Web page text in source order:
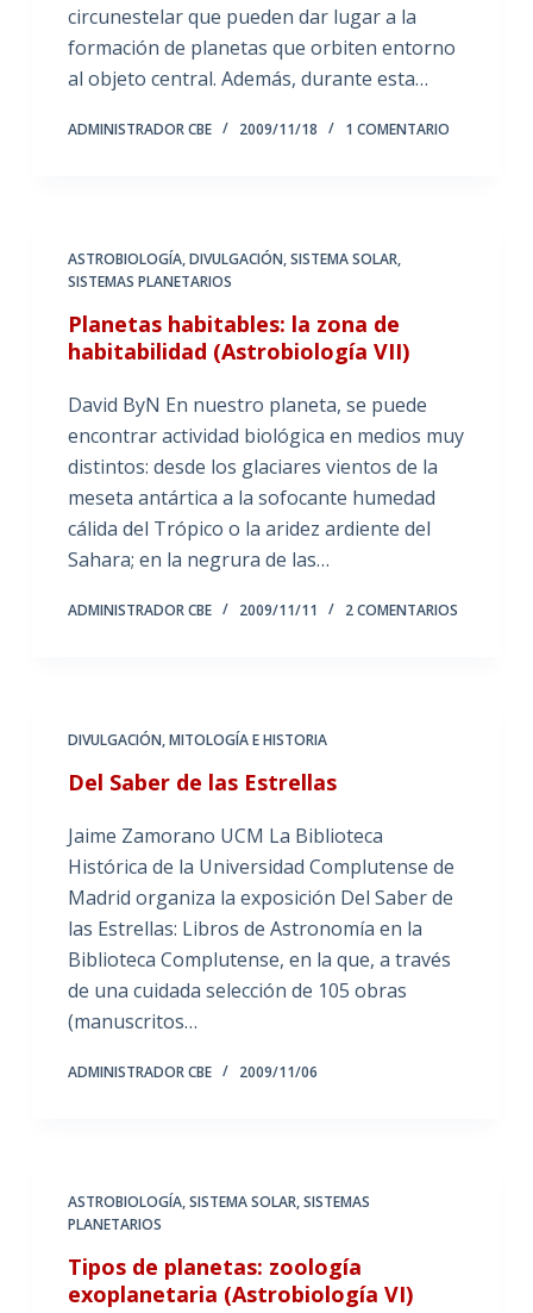
circunestelar que pueden dar lugar a la
formación de planetas que orbiten entorno
al objeto central. Además, durante esta…
ADMINISTRADOR CBE 2009/11/18 1 COMENTARIO
ASTROBIOLOGÍA,DIVULGACIÓN,SISTEMA SOLAR,
SISTEMAS PLANETARIOS
Planetas habitables: la zona de
habitabilidad (Astrobiología VII)
David ByN En nuestro planeta, se puede
encontrar actividad biológica en medios muy
distintos: desde los glaciares vientos de la
meseta antártica a la sofocante humedad
cálida del Trópico o la aridez ardiente del
Sahara; en la negrura de las…
ADMINISTRADOR CBE 2009/11/11 2 COMENTARIOS
DIVULGACIÓN,MITOLOGÍA E HISTORIA
Del Saber de las Estrellas
Jaime Zamorano UCM La Biblioteca
Histórica de la Universidad Complutense de
Madrid organiza la exposición Del Saber de
las Estrellas: Libros de Astronomía en la
Biblioteca Complutense, en la que, a través
de una cuidada selección de 105 obras
(manuscritos…
ADMINISTRADOR CBE 2009/11/06
ASTROBIOLOGÍA,SISTEMA SOLAR,SISTEMAS
PLANETARIOS
Tipos de planetas: zoología
exoplanetaria (Astrobiología VI)